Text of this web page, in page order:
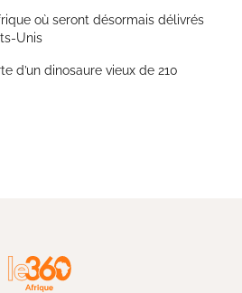
où seront désormais délivrés
Unis
d’un dinosaure vieux de 210